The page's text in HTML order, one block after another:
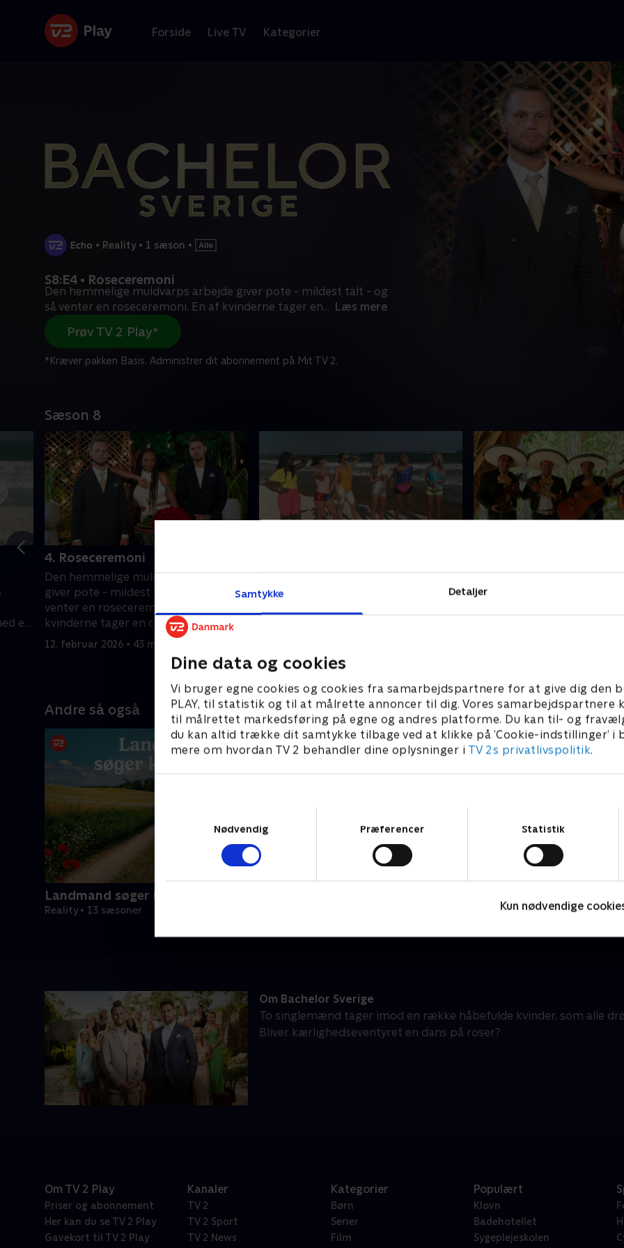
Samtykke Detaljer
Dine data og cookies
Vi bruger egne cookies og cookies fra samarbejdspartnere for at give dig den
PLAY, til statistik og til at målrette annoncer til dig. Vores samarbejdspartnere
til målrettet markedsføring på egne og andres platforme. Du kan til- og
du kan altid trække dit samtykke tilbage ved at klikke på ’Cookie-indstillinger’ i
mere om hvordan TV 2 behandler dine oplysninger i TV 2s privatlivspolitik.
Nødvendig
Præferencer Statistik
Kun nødvendige
Forside Live TV Kategorier
• Reality • 1 sæson •
S8:E4 • Roseceremoni
Den hemmelige muldvarps arbejde giver pote - mildest talt - og
så venter en roseceremoni. En af kvinderne tager en... Læs mere
Prøv TV 2 Play*
*Kræver pakken Basis. Administrer dit abonnement på Mit TV 2.
Sæson 8
en
4. Roseceremoni
Den hemmelige muldvarps arbejde
giver pote - mildest talt - og så
venter en roseceremoni. En af
kvinderne tager en chokerende
beslutning.
12. februar 2026 • 43 min
Muldvarpens afsløring gør kvinderne
nervøse, for hvad kan de have sagt i
salsafest og
Andre så også
Landmand søger kærlighed
Reality • 13 sæsoner
Om Bachelor Sverige
To singlemænd tager imod en række håbefulde kvinder, som alle
Bliver kærlighedseventyret en dans på roser?
Om TV 2 Play
Priser og abonnement
Her kan du se TV 2 Play
Gavekort til TV 2 Play
Kanaler
TV 2
TV 2 Sport
TV 2 News
Kategorier
Børn
Serier
Film
Populært
Klovn
Badehotellet
Sygeplejeskolen